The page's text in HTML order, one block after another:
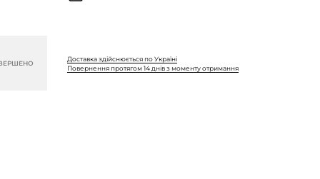
Доставка здійснюється по Україні
Повернення протягом 14 днів з моменту отримання